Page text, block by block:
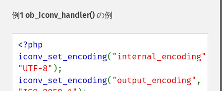
例1 ob_iconv_handler() の例
<?php
iconv_set_encoding( "internal_encoding"
"UTF-8"
iconv_set_encoding( "output_encoding"